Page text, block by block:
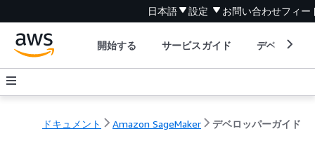
日本語 設定 お問い合わせフィー
開始する サービスガイド デベロッパ
ドキュメント Amazon SageMaker デベロッパーガイド